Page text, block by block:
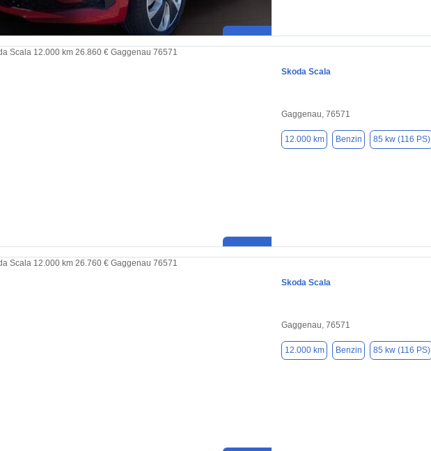
Skoda Scala
Gaggenau, 76571
12.000 km Benzin 85 kw (116 PS)
Skoda Scala
Gaggenau, 76571
12.000 km Benzin 85 kw (116 PS)